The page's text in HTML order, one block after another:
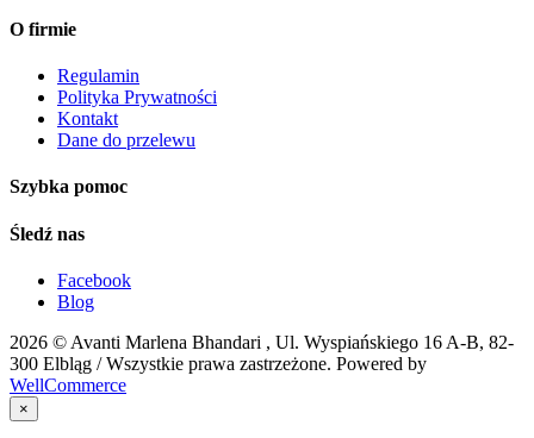
O firmie
Regulamin
Polityka Prywatności
Kontakt
Dane do przelewu
Szybka pomoc
Śledź nas
Facebook
Blog
2026 © Avanti Marlena Bhandari , Ul. Wyspiańskiego 16 A-B, 82-
300 Elbląg / Wszystkie prawa zastrzeżone. Powered by
WellCommerce
×